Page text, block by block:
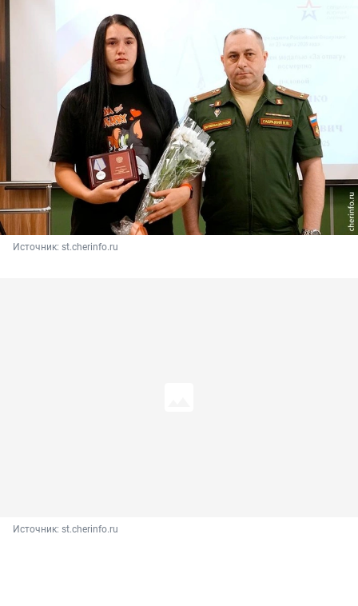
Источник: st.cherinfo.ru
Источник: st.cherinfo.ru